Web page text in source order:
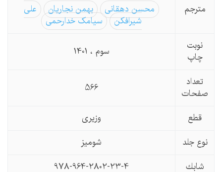
مترجم
محسن دهقانی بهمن نجاریان
علی
شیرافکن
سیامک خدارحمی
نوبت
چاپ
سوم ، 1401
تعداد
صفحات
566
قطع
وزیری
نوع جلد
شومیز
شابك
978-964-2802-23-4